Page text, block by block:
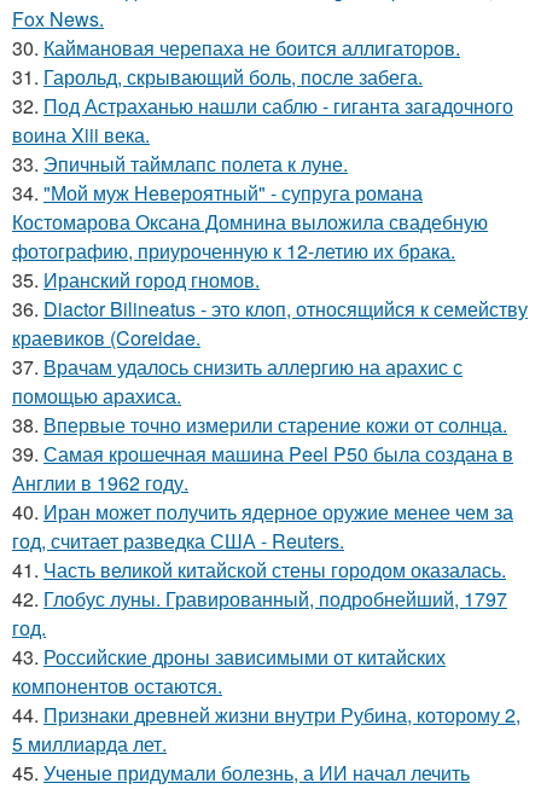
Fox News.
30. Каймановая черепаха не боится аллигаторов.
31. Гарольд, скрывающий боль, после забега.
32. Под Астраханью нашли саблю - гиганта загадочного
воина Xiii века.
33. Эпичный таймлапс полета к луне.
34. "Мой муж Невероятный" - супруга романа
Костомарова Оксана Домнина выложила свадебную
фотографию, приуроченную к 12-летию их брака.
35. Иранский город гномов.
36. Diactor Bilineatus - это клоп, относящийся к семейству
краевиков (Coreidae.
37. Врачам удалось снизить аллергию на арахис с
помощью арахиса.
38. Впервые точно измерили старение кожи от солнца.
39. Самая крошечная машина Peel P50 была создана в
Англии в 1962 году.
40. Иран может получить ядерное оружие менее чем за
год, считает разведка США - Reuters.
41. Часть великой китайской стены городом оказалась.
42. Глобус луны. Гравированный, подробнейший, 1797
год.
43. Российские дроны зависимыми от китайских
компонентов остаются.
44. Признаки древней жизни внутри Рубина, которому 2,
5 миллиарда лет.
45. Ученые придумали болезнь, а ИИ начал лечить